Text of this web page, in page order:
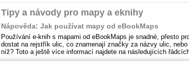
Tipy a návody pro mapy a eknihy
Nápověda: Jak používat mapy od eBookMaps
Používání e-knih s mapami od eBookMaps je snadné, přesto
dostat na rejstřík ulic, co znamenají značky za názvy ulic,
níž? Toto a ještě více informací najdete na následujících